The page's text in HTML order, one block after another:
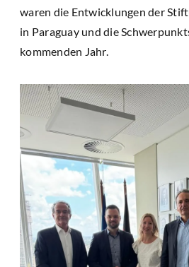
waren die Entwicklungen der
in Paraguay und die
kommenden Jahr.